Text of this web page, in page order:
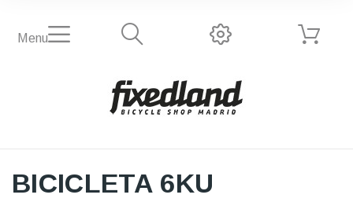
Menu
BICICLETA 6KU